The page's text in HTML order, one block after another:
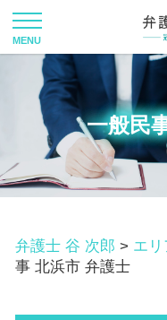
一般民
弁護士 谷 次郎 > エ
事 北浜市 弁護士